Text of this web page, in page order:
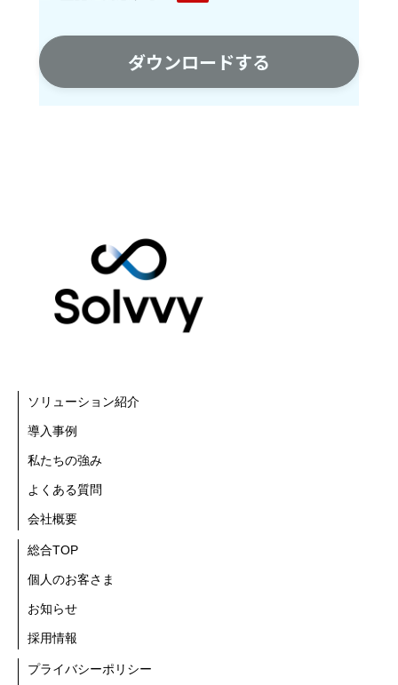
ソリューション紹介
導入事例
私たちの強み
よくある質問
会社概要
総合TOP
個人のお客さま
お知らせ
採用情報
プライバシーポリシー